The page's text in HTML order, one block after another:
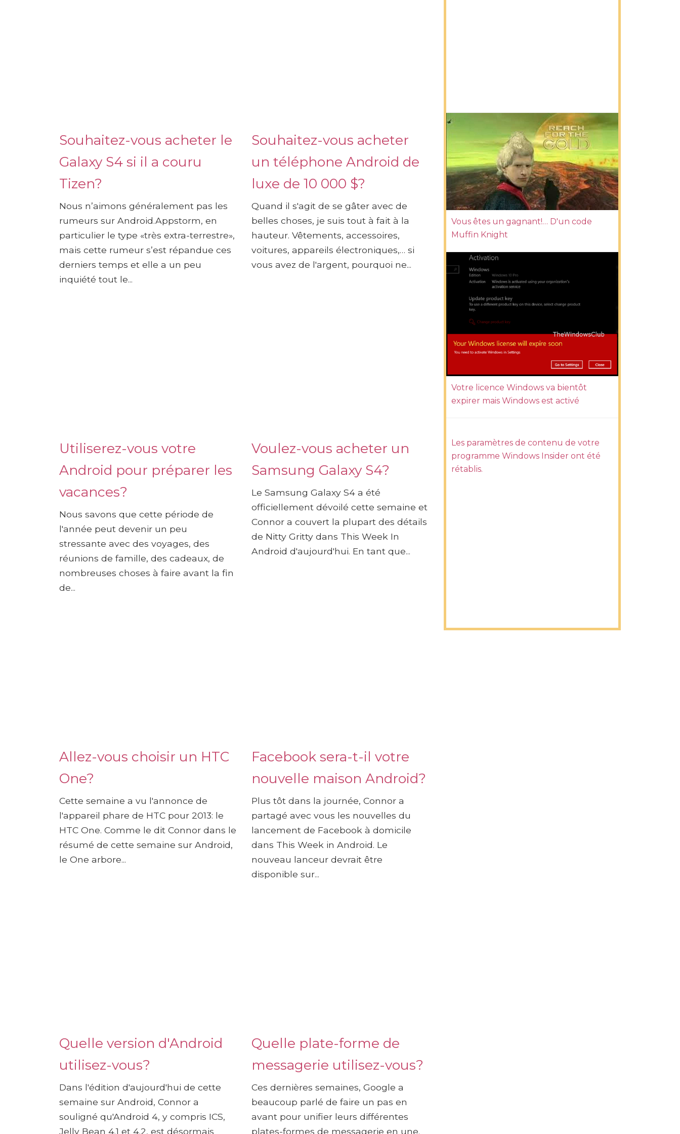
Souhaitez-vous acheter le
Galaxy S4 si il a couru
Tizen?
Nous n’aimons généralement pas les
rumeurs sur Android.Appstorm, en
particulier le type «très extra-terrestre»,
mais cette rumeur s’est répandue ces
derniers temps et elle a un peu
inquiété tout le...
Souhaitez-vous acheter
un téléphone Android de
luxe de 10 000 $?
Quand il s'agit de se gâter avec de
belles choses, je suis tout à fait à la
hauteur. Vêtements, accessoires,
voitures, appareils électroniques,… si
vous avez de l'argent, pourquoi ne...
Utiliserez-vous votre
Android pour préparer les
vacances?
Nous savons que cette période de
l'année peut devenir un peu
stressante avec des voyages, des
réunions de famille, des cadeaux, de
nombreuses choses à faire avant la fin
de...
Voulez-vous acheter un
Samsung Galaxy S4?
Le Samsung Galaxy S4 a été
officiellement dévoilé cette semaine et
Connor a couvert la plupart des détails
de Nitty Gritty dans This Week In
Android d'aujourd'hui. En tant que...
Allez-vous choisir un HTC
One?
Cette semaine a vu l'annonce de
l'appareil phare de HTC pour 2013: le
HTC One. Comme le dit Connor dans le
résumé de cette semaine sur Android,
le One arbore...
Facebook sera-t-il votre
nouvelle maison Android?
Plus tôt dans la journée, Connor a
partagé avec vous les nouvelles du
lancement de Facebook à domicile
dans This Week in Android. Le
nouveau lanceur devrait être
disponible sur...
Quelle version d'Android
utilisez-vous?
Dans l'édition d'aujourd'hui de cette
semaine sur Android, Connor a
souligné qu'Android 4, y compris ICS,
Jelly Bean 4.1 et 4.2, est désormais
Quelle plate-forme de
messagerie utilisez-vous?
Ces dernières semaines, Google a
beaucoup parlé de faire un pas en
avant pour unifier leurs différentes
plates-formes de messagerie en une.
Vous êtes un gagnant!… D'un code
Muffin Knight
Votre licence Windows va bientôt
expirer mais Windows est activé
Les paramètres de contenu de votre
programme Windows Insider ont été
rétablis.